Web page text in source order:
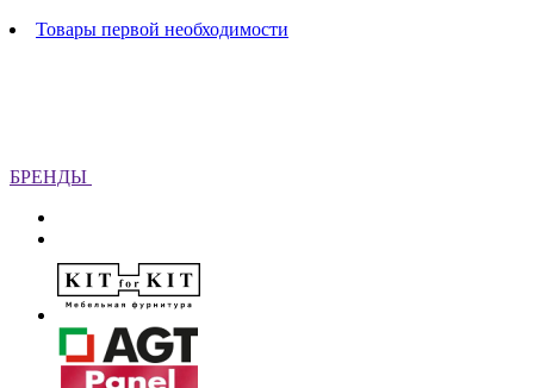
Товары первой необходимости
БРЕНДЫ